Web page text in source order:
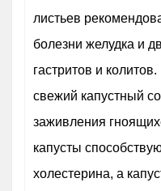
листьев
болезни желудка и
гастритов и
свежий капустный
заживления
капусты
холестерина, а